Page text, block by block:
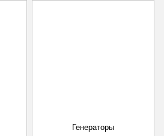
Генераторы